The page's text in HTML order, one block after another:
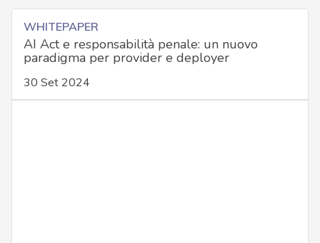
WHITEPAPER
AI Act e responsabilità penale: un nuovo
paradigma per provider e deployer
30 Set 2024